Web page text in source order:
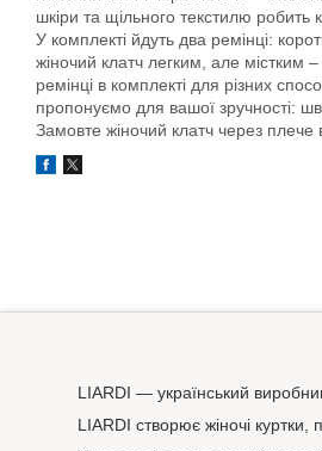
шкіри та щільного текстилю робить
У комплекті йдуть два ремінці:
жіночий клатч легким, але містким
ремінці в комплекті для різних
пропонуємо для вашої зручності:
Замовте жіночий клатч через
LIARDI — український
LIARDI створює жіночі